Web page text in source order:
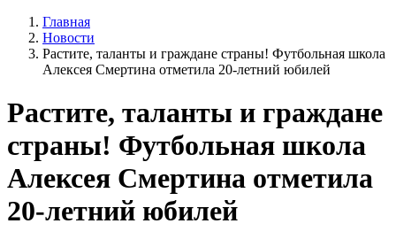
Главная
Новости
Растите, таланты и граждане страны! Футбольная школа
Алексея Смертина отметила 20-летний юбилей
Растите, таланты и граждане
страны! Футбольная школа
Алексея Смертина отметила
20-летний юбилей